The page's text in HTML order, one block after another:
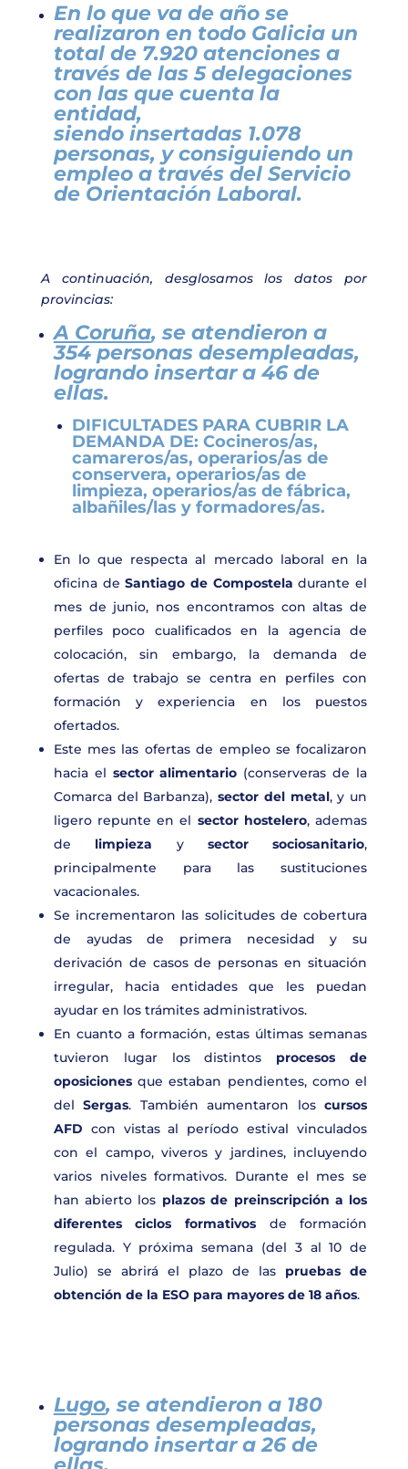
En lo que va de año se
realizaron en todo Galicia un
total de 7.920 atencionesa
través de las 5 delegaciones
con las que cuenta la
entidad,
siendo insertadas 1.078
personas, y consiguiendo un
empleo a través del Servicio
de Orientación Laboral.
A continuación, desglosamos los datos por
provincias:
A Coruña, se atendieron a
354personas desempleadas,
logrando insertar a 46 de
ellas.
DIFICULTADES PARA CUBRIR LA
DEMANDA DE: Cocineros/as,
camareros/as, operarios/as de
conservera, operarios/as de
limpieza, operarios/as de fábrica,
albañiles/las y formadores/as.
En lo que respecta al mercado laboral en la
oficina deSantiago de Compostela durante el
mes de junio, nos encontramos con altas de
perfiles poco cualificados en la agencia de
colocación, sin embargo, la demanda de
ofertas de trabajo se centra en perfiles con
formación y experiencia en los puestos
ofertados.
Este mes las ofertas de empleo se focalizaron
hacia el sector alimentario (conserveras de la
Comarca del Barbanza),sector del metal, y un
ligero repunte en el sector hostelero, ademas
de limpieza ysector sociosanitario,
principalmente para las sustituciones
vacacionales.
Se incrementaron las solicitudes de cobertura
de ayudas de primera necesidad y su
derivación de casos de personas en situación
irregular, hacia entidades que les puedan
ayudar en los trámites administrativos.
En cuanto a formación, estas últimas semanas
tuvieron lugar los distintos procesos de
oposicionesque estaban pendientes, como el
delSergas. También aumentaron loscursos
AFD con vistas al período estival vinculados
con el campo, viveros y jardines, incluyendo
varios niveles formativos. Durante el mes se
han abierto los plazos de preinscripción a los
diferentes ciclos formativos de formación
regulada. Y próxima semana (del 3 al 10 de
Julio) se abrirá el plazo de las pruebas de
obtención de la ESO para mayores de 18 años.
Lugo, se atendieron a 180
personas desempleadas,
logrando insertar a 26 de